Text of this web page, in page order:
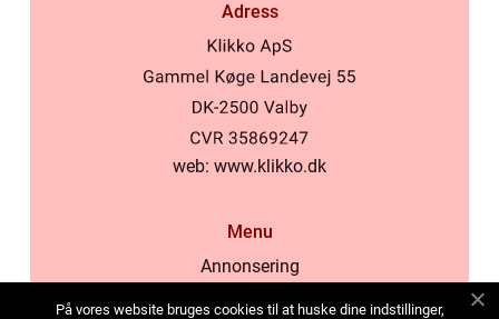
Adress
web: www.klikko.dk
Menu
Annonsering
På vores website bruges cookies til at huske dine indstillinger,